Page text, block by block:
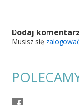
Dodaj komentarz
Musisz się zalogować